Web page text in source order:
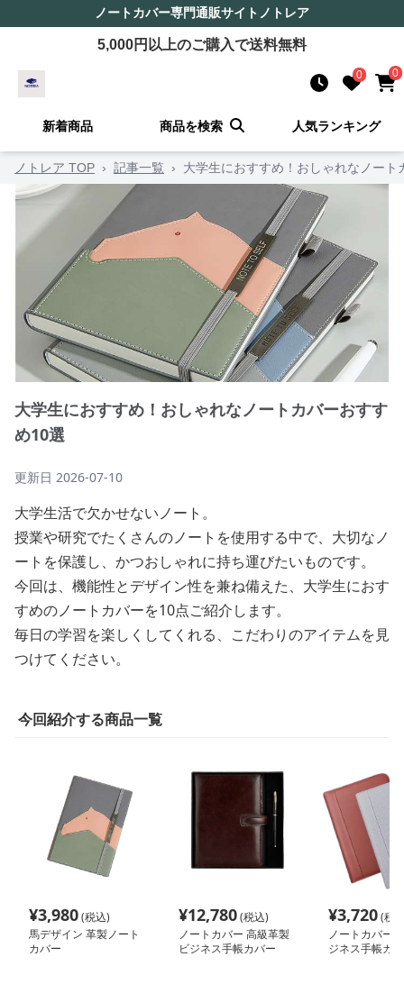
ノートカバー専門通販サイト ノトレア
5,000円以上のご購入で送料無料
0 0
新着商品 商品を検索 人気ランキング
ノトレア TOP › 記事一覧 › 大学生におすすめ！おしゃれなノート
大学生におすすめ！おしゃれなノートカバーおすす
め10選
更新日 2026-07-10
大学生活で欠かせないノート。
授業や研究でたくさんのノートを使用する中で、大切なノ
ートを保護し、かつおしゃれに持ち運びたいものです。
今回は、機能性とデザイン性を兼ね備えた、大学生におす
すめのノートカバーを10点ご紹介します。
毎日の学習を楽しくしてくれる、こだわりのアイテムを見
つけてください。
今回紹介する商品一覧
¥3,980(税込)
馬デザイン 革製ノート
カバー
¥12,780(税込)
ノートカバー 高級革製
ビジネス手帳カバー
¥3,720(税
ノートカバー
ジネス手帳カ